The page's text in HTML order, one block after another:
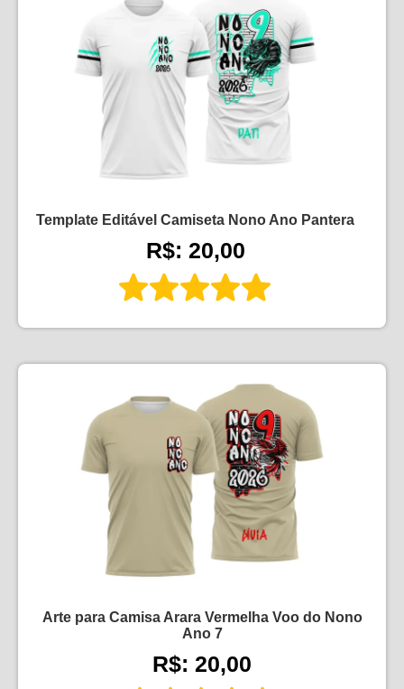
Template Editável Camiseta Nono Ano Pantera
R$: 20,00
Arte para Camisa Arara Vermelha Voo do Nono
Ano 7
R$: 20,00